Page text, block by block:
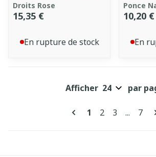
Droits Rose
15,35 €
En rupture de stock
Ponce
10,20 €
En
Pages
Vous lisez
1 Page
2 Page
3 ... Page
7
Afficher par